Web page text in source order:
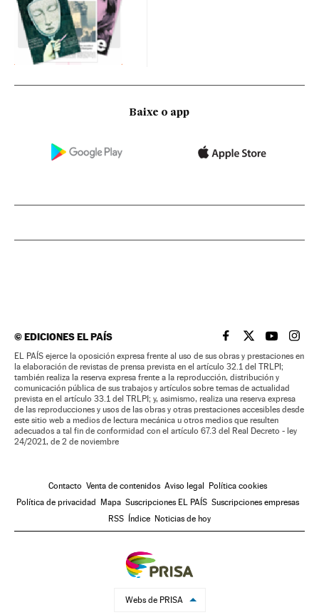
Baixe o app
©EDICIONES EL PAÍS EL PAÍS BRASIL EN
EL PAÍSEL PAÍS
EL
EL PAÍS ejerce la oposición expresa frente al uso de sus obras y prestaciones en
la elaboración de revistas de prensa prevista en el artículo 32.1 del TRLPI;
también realiza la reserva expresa frente a la reproducción, distribución y
comunicación pública de sus trabajos y artículos sobre temas de actualidad
prevista en el artículo 33.1 del TRLPI; y, asimismo, realiza una reserva expresa
de las reproducciones y usos de las obras y otras prestaciones accesibles desde
este sitio web a medios de lectura mecánica u otros medios que resulten
adecuados a tal fin de conformidad con el artículo 67.3 del Real Decreto - ley
24/2021, de 2 de noviembre
Contacto Venta de contenidos Aviso legal Política cookies
Política de privacidad Mapa Suscripciones EL PAÍS Suscripciones empresas
RSS Índice Noticias de hoy
Webs de PRISA